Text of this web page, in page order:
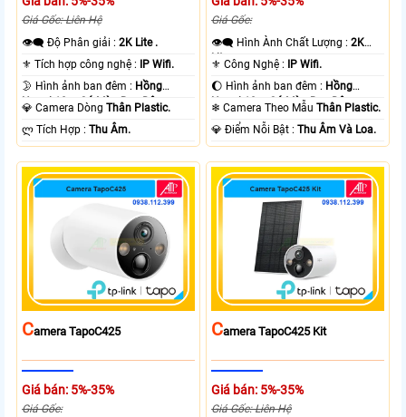
Giá Gốc: Liên Hệ
👁️‍🗨 Độ Phân giải :2K Lite .
⚜️ Tích hợp công nghệ :
IP Wifi.
🌛 Hình ảnh ban đêm : Hồng
Ngoại 10m Có Màu Ban Ðêm.
💎 Camera DòngThân Plastic.
️ლ Tích Hợp :Thu Âm.
Giá Gốc:
👁️‍🗨 Hình Ành Chất Lượng :2K
Lite .
⚜️ Công Nghệ :
IP Wifi.
🌔 Hình ảnh ban đêm : Hồng
Ngoại 10m Có Màu Ban Ðêm.
❄ Camera Theo MẫuThân Plastic.
️💎 Điểm Nỗi Bật :Thu Âm Và Loa.
CAmera TapoC425
Giá bán: 5%-35%
Giá Gốc:
CAmera TapoC425 Kit
Giá bán: 5%-35%
Giá Gốc: Liên Hệ